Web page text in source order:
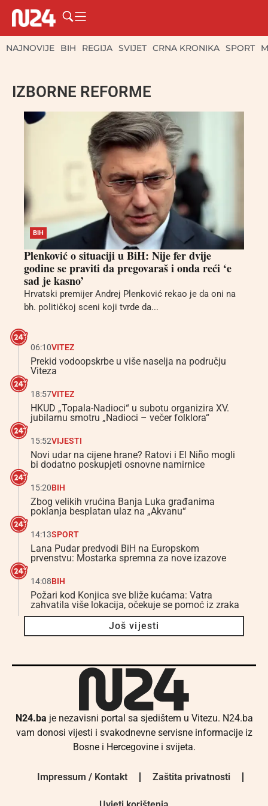
NAJNOVIJE BIH REGIJA SVIJET CRNA KRONIKA SPORT
IZBORNE REFORME
BIH
Plenković o situaciji u BiH: Nije fer dvije
godine se praviti da pregovaraš i onda reći ‘e
sad je kasno’
Hrvatski premijer Andrej Plenković rekao je da oni na
bh. političkoj sceni koji tvrde da...
06:10VITEZ
Prekid vodoopskrbe u više naselja na području
Viteza
18:57VITEZ
HKUD „Topala-Nadioci“ u subotu organizira XV.
jubilarnu smotru „Nadioci – večer folklora“
15:52VIJESTI
Novi udar na cijene hrane? Ratovi i El Niño mogli
bi dodatno poskupjeti osnovne namirnice
15:20BIH
Zbog velikih vrućina Banja Luka građanima
poklanja besplatan ulaz na „Akvanu“
14:13SPORT
Lana Pudar predvodi BiH na Europskom
prvenstvu: Mostarka spremna za nove izazove
14:08BIH
Požari kod Konjica sve bliže kućama: Vatra
zahvatila više lokacija, očekuje se pomoć iz zraka
Još vijesti
N24.ba je nezavisni portal sa sjedištem u Vitezu. N24.ba
vam donosi vijesti i svakodnevne servisne informacije iz
Bosne i Hercegovine i svijeta.
Impressum / Kontakt Zaštita privatnosti